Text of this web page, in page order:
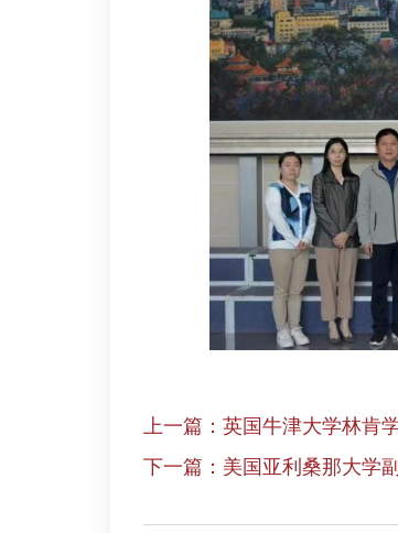
上一篇：英国牛津大学林肯
下一篇：美国亚利桑那大学